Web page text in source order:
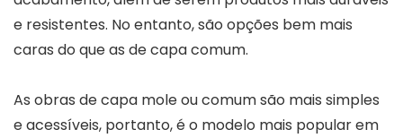
e resistentes. No entanto, são opções bem mais
caras do que as de capa comum.
As obras de capa mole ou comum são mais simples
e acessíveis, portanto, é o modelo mais popular em